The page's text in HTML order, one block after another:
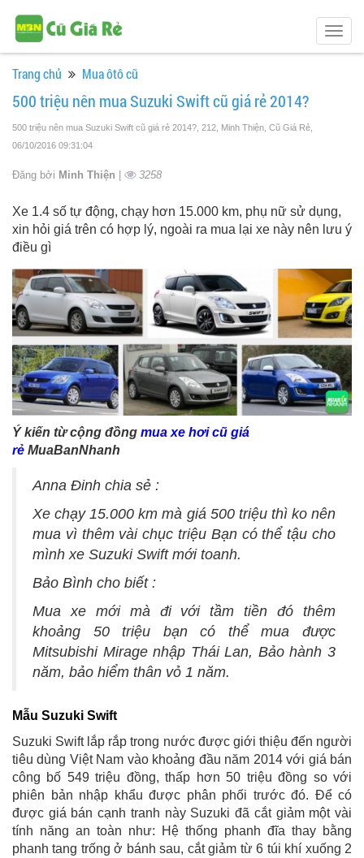
Trang chủ Mua ôtô cũ
500 triệu nên mua Suzuki Swift cũ giá rẻ 2014?
500 triệu nên mua Suzuki Swift cũ giá rẻ 2014?, 212, Minh Thiện, Cũ Giá Rẻ
06/10/2016 09:31:04
Đăng bởi Minh Thiện | 3258
Xe 1.4 số tự động, chạy hơn 15.000 km, phụ nữ sử dụng,
xin hỏi giá trên có hợp lý, ngoài ra mua lại xe này nên lưu ý
điều gì
Ý kiến từ cộng đồng mua xe hơi cũ giá
rẻ MuaBanNhanh
Anna Đinh chia sẻ :
Xe chạy 15.000 km mà giá 500 triệu thì ko nên
mua vì thêm vài chục triệu Bạn có thể tậu cho
mình xe Suzuki Swift mới toanh.
Bảo Bình cho biết :
Mua xe mới mà đi với tầm tiền đó thêm
khoảng 50 triệu bạn có thể mua được
Mitsubishi Mirage nhập Thái Lan, Bảo hành 3
năm, bảo hiểm thân vỏ 1 năm.
Mẫu Suzuki Swift
Suzuki Swift lắp rắp trong nước được giới thiệu đến người
tiêu dùng Việt Nam vào khoảng đầu năm 2014 với giá bán
công bố 549 triệu đồng, thấp hơn 50 triệu đồng so với
phiên bản nhập khẩu được phân phối trước đó. Để có
được giá bán cạnh tranh này Suzuki đã cắt giảm một vài
tính năng an toàn như: Hệ thống phanh đĩa thay bằng
phanh tang trống ở bánh sau, cắt giảm từ 6 túi khí xuống 2